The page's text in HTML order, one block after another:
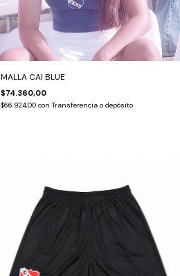
MALLA CAI BLUE
$74.360,00
$66.924,00con Transferencia o depósito